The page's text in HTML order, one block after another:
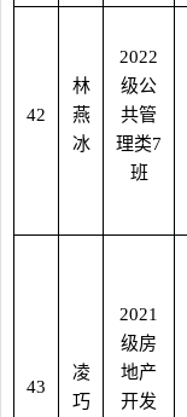
42
林
燕
冰
2022
级公
共管
理类7
班
43
凌
巧
2021
级房
地产
开发